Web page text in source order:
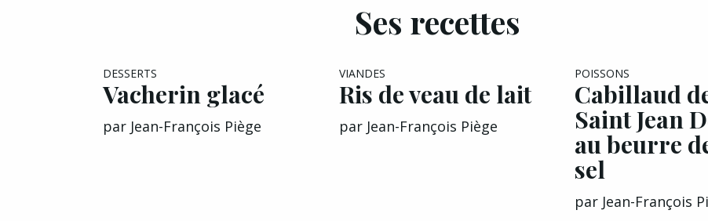
Ses recettes
DESSERTS
Vacherin glacé
par Jean-François Piège
VIANDES
Ris de veau de lait
par Jean-François Piège
POISSONS
Cabillaud
Saint Jean
au beurre
sel
par Jean-François